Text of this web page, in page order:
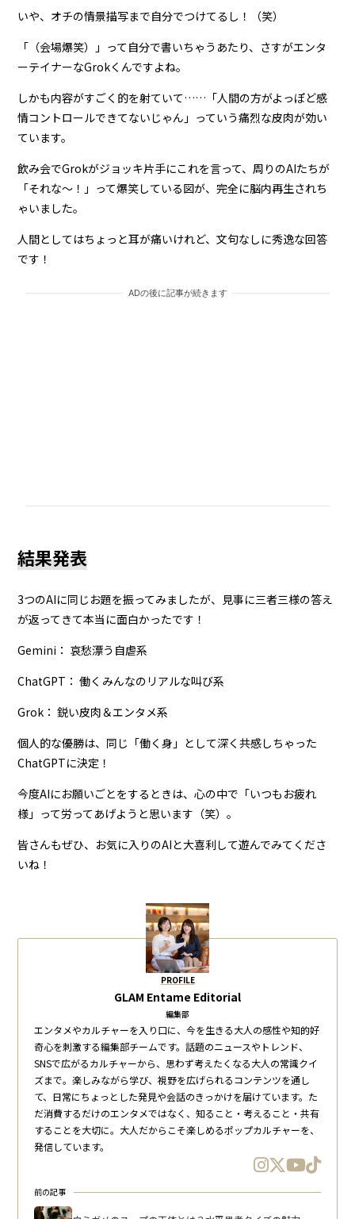
いや、オチの情景描写まで自分でつけてるし！（笑）
「（会場爆笑）」って自分で書いちゃうあたり、さすがエンタ
ーテイナーなGrokくんですよね。
しかも内容がすごく的を射ていて……「人間の方がよっぽど感
情コントロールできてないじゃん」っていう痛烈な皮肉が効い
ています。
飲み会でGrokがジョッキ片手にこれを言って、周りのAIたちが
「それな〜！」って爆笑している図が、完全に脳内再生されち
ゃいました。
人間としてはちょっと耳が痛いけれど、文句なしに秀逸な回答
です！
ADの後に記事が続きます
結果発表
3つのAIに同じお題を振ってみましたが、見事に三者三様の答え
が返ってきて本当に面白かったです！
Gemini： 哀愁漂う自虐系
ChatGPT： 働くみんなのリアルな叫び系
Grok： 鋭い皮肉＆エンタメ系
個人的な優勝は、同じ「働く身」として深く共感しちゃった
ChatGPTに決定！
今度AIにお願いごとをするときは、心の中で「いつもお疲れ
様」って労ってあげようと思います（笑）。
皆さんもぜひ、お気に入りのAIと大喜利して遊んでみてくださ
いね！
PROFILE
GLAM Entame Editorial
編集部
エンタメやカルチャーを入り口に、今を生きる大人の感性や知的好
奇心を刺激する編集部チームです。話題のニュースやトレンド、
SNSで広がるカルチャーから、思わず考えたくなる大人の常識クイ
ズまで。楽しみながら学び、視野を広げられるコンテンツを通し
て、日常にちょっとした発見や会話のきっかけを届けています。た
だ消費するだけのエンタメではなく、知ること・考えること・共有
することを大切に。大人だからこそ楽しめるポップカルチャーを、
発信しています。
前の記事